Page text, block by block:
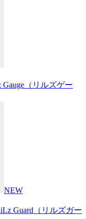
Gauge（リルズゲー
NEW
Guard（リルズガー